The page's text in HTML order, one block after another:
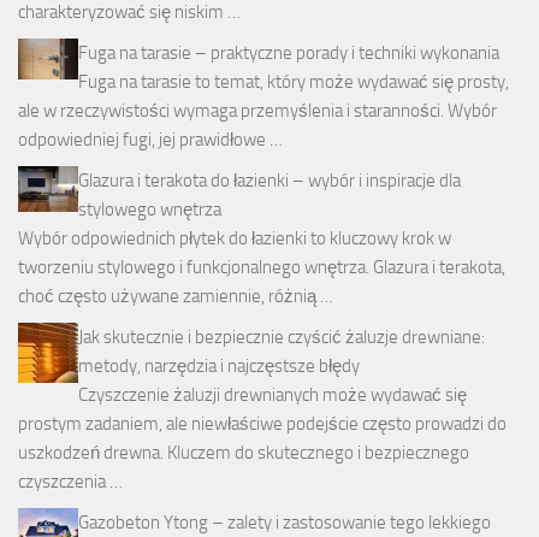
charakteryzować się niskim …
Fuga na tarasie – praktyczne porady i techniki wykonania
Fuga na tarasie to temat, który może wydawać się prosty,
ale w rzeczywistości wymaga przemyślenia i staranności. Wybór
odpowiedniej fugi, jej prawidłowe …
Glazura i terakota do łazienki – wybór i inspiracje dla
stylowego wnętrza
Wybór odpowiednich płytek do łazienki to kluczowy krok w
tworzeniu stylowego i funkcjonalnego wnętrza. Glazura i terakota,
choć często używane zamiennie, różnią …
Jak skutecznie i bezpiecznie czyścić żaluzje drewniane:
metody, narzędzia i najczęstsze błędy
Czyszczenie żaluzji drewnianych może wydawać się
prostym zadaniem, ale niewłaściwe podejście często prowadzi do
uszkodzeń drewna. Kluczem do skutecznego i bezpiecznego
czyszczenia …
Gazobeton Ytong – zalety i zastosowanie tego lekkiego